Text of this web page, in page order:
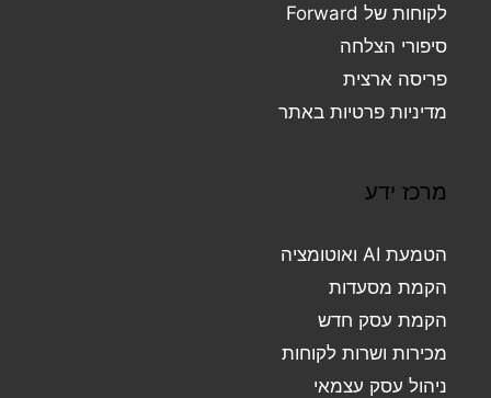
לקוחות של Forward
סיפורי הצלחה
פריסה ארצית
מדיניות פרטיות באתר
מרכז ידע
הטמעת AI ואוטומציה
הקמת מסעדות
הקמת עסק חדש
מכירות ושרות לקוחות
ניהול עסק עצמאי